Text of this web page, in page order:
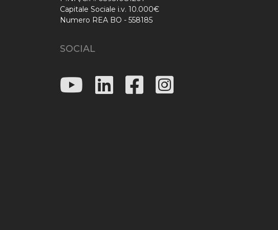
Capitale Sociale i.v. 10.000€
Numero REA BO - 558185
SOCIAL